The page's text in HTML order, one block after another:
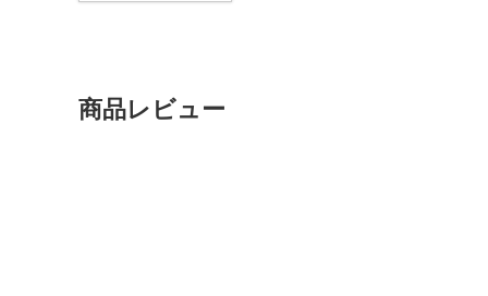
商品レビュー